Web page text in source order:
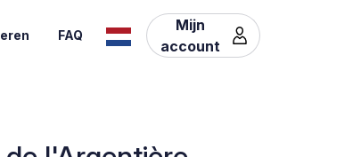
FAQ
Mijn
account